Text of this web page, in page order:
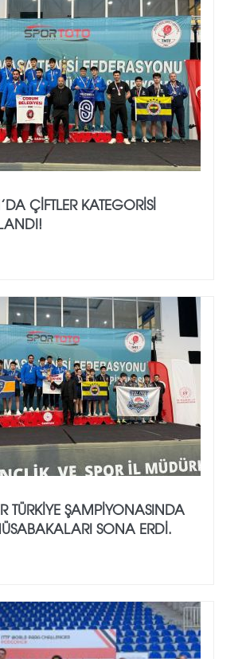
ÇIFTLER KATEGORISI
TÜRKIYE ŞAMPIYONASINDA
SONA ERDI.